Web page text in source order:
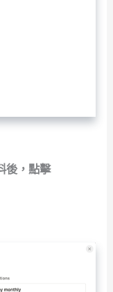
後，點擊